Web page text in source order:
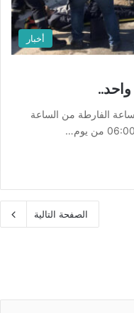
أخبار
قامت وحدات الحماية المدنية خلال الــ 24 ساعة الفارطة من الساعة
الصفحة التالية